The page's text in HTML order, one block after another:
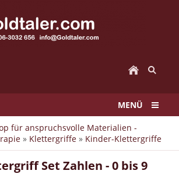
MENÜ
für anspruchsvolle Materialien -
» Klettergriffe » Kinder-Klettergriffe
Set Zahlen - 0 bis 9